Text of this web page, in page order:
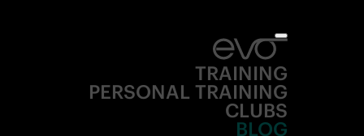
TRAINING
PERSONAL TRAINING
CLUBS
BLOG